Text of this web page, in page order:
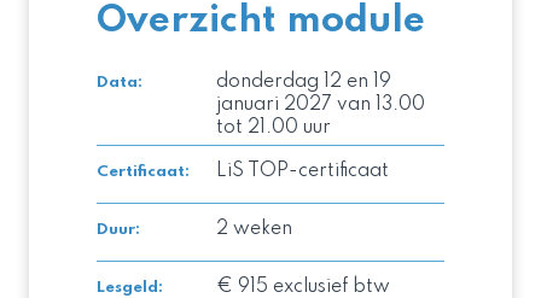
Overzicht module
Data:
donderdag 12 en 19
januari 2027 van 13.00
tot 21.00 uur
Certificaat: LiS TOP-certificaat
Duur: 2 weken
Lesgeld : € 915 exclusief btw